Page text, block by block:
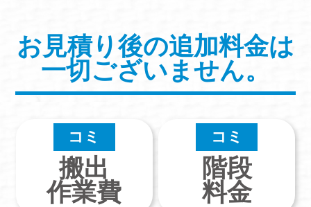
お見積り後の追加料金は
一切ございません。
コミ
搬出
作業費
コミ
階段
料金